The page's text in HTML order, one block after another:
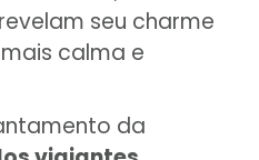
seu charme
calma e
da